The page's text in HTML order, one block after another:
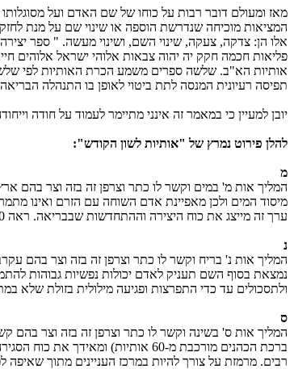
מאז ומעולם דובר רבות על כוחו של שם האדם ועל
המציאות מוכיחה שנדרשת הוספה או שינוי שם על מנת
אלו הן: צדקה, צעקה, שינוי השם, ושינוי מעשה. " ספר
אותיות הא"ב. שלשה ספרים משמע הכרת האותיות לפי
תפיסה רעיונית המנסה לתת ביטוי לאופן בו התנהלה
יובן למעיין כי במאמר זה אינני מתיימר לעמוד על חודה
להלן פירוט נמרץ של "אותיות לשון הקודש":
מ
המליך אות מ' במים וקשר לו כתר וצרפן זה בזה וצר בהם
מיסוד המים ולכן מאפיינת אדם השוחה עם הזרם ואינו
ערך זה מייצג את כוח היצירה וההתחדשות שבבריאה. ראה 40 יום ולילה, 40 שנה במדבר, 40 ימי מבול, 40 ימים כנגד יצירת הולד ועוד.
נ
המליך אות נ' בריח וקשר לו כתר וצרפן זה בזה וצר בהם
נמצאת בסוף השם תעניק לאדם יכולות נפשיות גבוהות
ולתסכולים עד כדי התפרצות ופגיעה מילולית בזולת שלא
ס
ברכת הכהנים מורכבת מ-60
רבים. מרמזת על צורך להיות במרכז העניינים מתוך